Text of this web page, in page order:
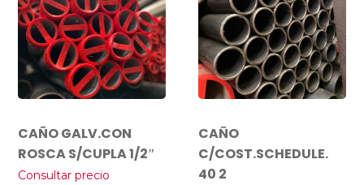
CAÑO GALV.CON
ROSCA S/CUPLA 1/2″
Consultar precio
CAÑO
C/COST.SCHEDULE.
40 2